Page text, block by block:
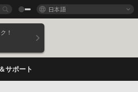
日本語
！
サポート